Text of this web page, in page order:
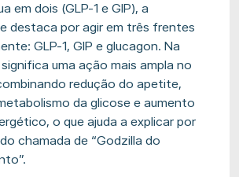
em dois (GLP-1 e GIP), a
destaca por agir em três frentes
GLP-1, GIP e glucagon. Na
uma ação mais ampla no
redução do apetite,
da glicose e aumento
o que ajuda a explicar por
chamada de “Godzilla do